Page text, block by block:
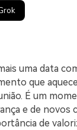
uma data
que
É um
e de novos
de